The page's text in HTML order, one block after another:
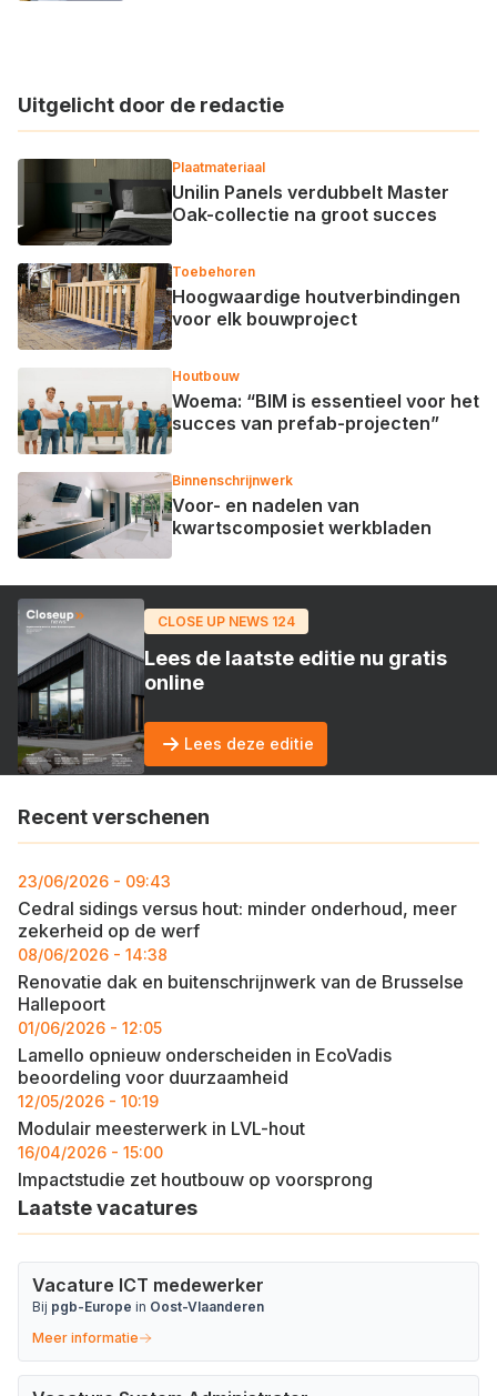
Uitgelicht door de redactie
Plaatmateriaal
Unilin Panels verdubbelt Master
Oak-collectie na groot succes
Toebehoren
Hoogwaardige houtverbindingen
voor elk bouwproject
Houtbouw
Woema: “BIM is essentieel voor het
succes van prefab-projecten”
Binnenschrijnwerk
Voor- en nadelen van
kwartscomposiet werkbladen
CLOSE UP NEWS 124
Lees de laatste editie nu gratis
online
Lees deze editie
Recent verschenen
23/06/2026 - 09:43
Cedral sidings versus hout: minder onderhoud, meer
zekerheid op de werf
08/06/2026 - 14:38
Renovatie dak en buitenschrijnwerk van de Brusselse
Hallepoort
01/06/2026 - 12:05
Lamello opnieuw onderscheiden in EcoVadis
beoordeling voor duurzaamheid
12/05/2026 - 10:19
Modulair meesterwerk in LVL-hout
16/04/2026 - 15:00
Impactstudie zet houtbouw op voorsprong
Laatste vacatures
Vacature ICT medewerker
Bij pgb-Europe in Oost-Vlaanderen
Meer informatie